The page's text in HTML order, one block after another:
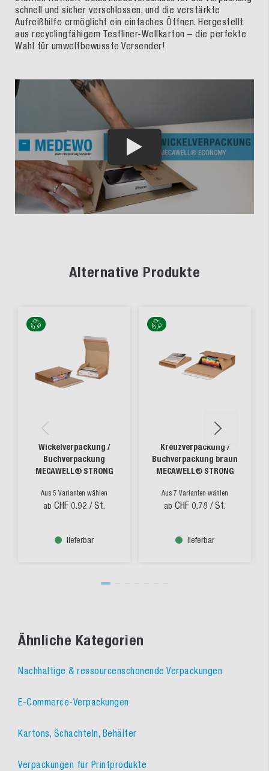
schnell und sicher verschlossen, und die verstärkte
Aufreißhilfe ermöglicht ein einfaches Öffnen. Hergestellt
aus recyclingfähigem Testliner-Wellkarton – die perfekte
Wahl für umweltbewusste Versender!
Alternative Produkte
Wickelverpackung /
Buchverpackung
MECAWELL® STRONG
Aus 5 Varianten wählen
ab CHF 0.92 / St.
lieferbar
Kreuzverpackung /
Buchverpackung braun
MECAWELL® STRONG
Aus 7 Varianten wählen
ab CHF 0.78 / St.
lieferbar
Ähnliche Kategorien
Nachhaltige & ressourcenschonende Verpackungen
E-Commerce-Verpackungen
Kartons, Schachteln, Behälter
Verpackungen für Printprodukte